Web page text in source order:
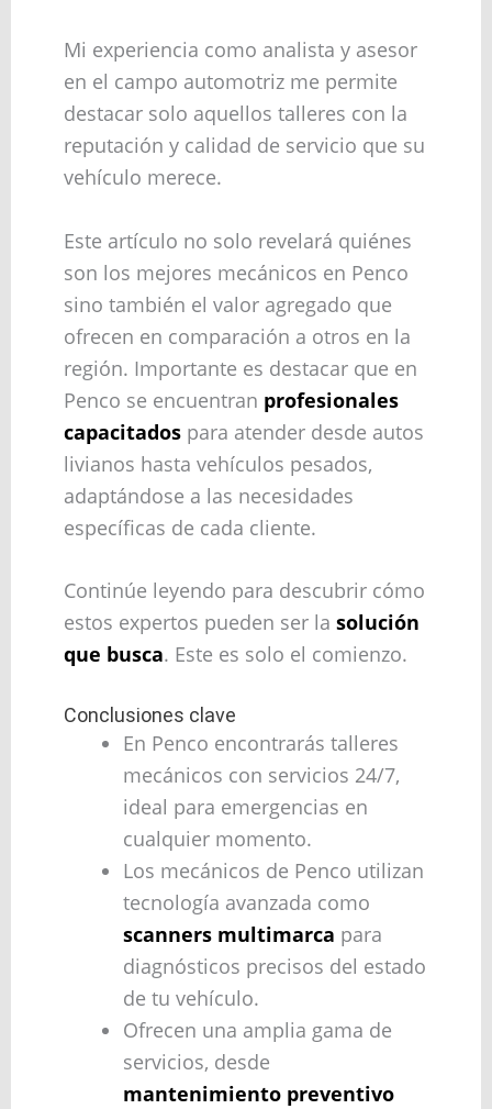
Mi experiencia como analista y asesor
en el campo automotriz me permite
destacar solo aquellos talleres con la
reputación y calidad de servicio que su
vehículo merece.
Este artículo no solo revelará quiénes
son los mejores mecánicos en Penco
sino también el valor agregado que
ofrecen en comparación a otros en la
región. Importante es destacar que en
Penco se encuentran profesionales
capacitadospara atender desde autos
livianos hasta vehículos pesados,
adaptándose a las necesidades
específicas de cada cliente.
Continúe leyendo para descubrir cómo
estos expertos pueden ser la solución
que busca. Este es solo el comienzo.
Conclusiones clave
En Penco encontrarás talleres
mecánicos con servicios 24/7,
ideal para emergencias en
cualquier momento.
Los mecánicos de Penco utilizan
tecnología avanzada como
scanners multimarca para
diagnósticos precisos del estado
de tu vehículo.
Ofrecen una amplia gama de
servicios, desde
mantenimiento preventivo